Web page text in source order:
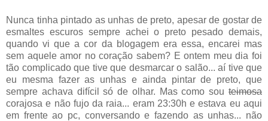
Nunca tinha pintado as unhas de preto, apesar de gostar de
esmaltes escuros sempre achei o preto pesado demais,
quando vi que a cor da blogagem era essa, encarei mas
sem aquele amor no coração sabem? E ontem meu dia foi
tão complicado que tive que desmarcar o salão... aí tive que
eu mesma fazer as unhas e ainda pintar de preto, que
sempre achava difícil só de olhar. Mas como sou teimosa
corajosa e não fujo da raia... eram 23:30h e estava eu aqui
em frente ao pc, conversando e fazendo as unhas... não